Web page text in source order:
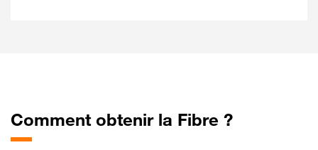
Comment obtenir la Fibre ?